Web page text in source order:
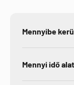
Mennyibe
Mennyi idő